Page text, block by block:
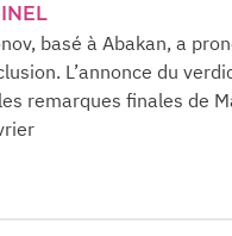
basé à Abakan, a
L’annonce du
remarques finales de